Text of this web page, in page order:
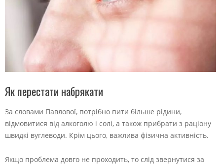
Як перестати набрякати
За словами Павлової, потрібно пити більше рідини,
відмовитися від алкоголю і солі, а також прибрати з раціону
швидкі вуглеводи. Крім цього, важлива фізична активність.
Якщо проблема довго не проходить, то слід звернутися за